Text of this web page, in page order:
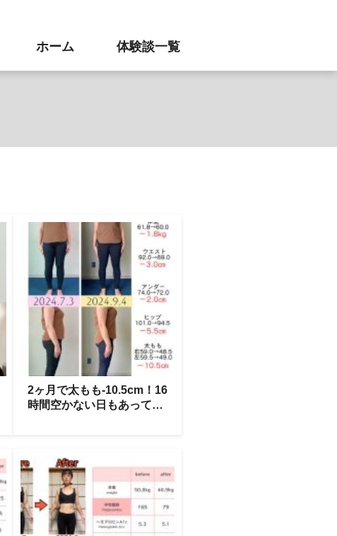
ホーム 体験談一覧
2ヶ月で太もも-10.5cm！16
時間空かない日もあって…